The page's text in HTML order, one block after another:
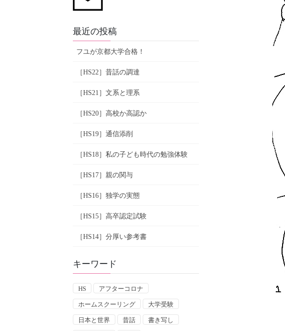
最近の投稿
フユが京都大学合格！
［HS22］昔話の調達
［HS21］文系と理系
［HS20］高校か高認か
［HS19］通信添削
［HS18］私の子ども時代の勉強体験
［HS17］親の関与
［HS16］独学の実態
［HS15］高卒認定試験
［HS14］分厚い参考書
キーワード
HS アフターコロナ
ホームスクーリング 大学受験
日本と世界 昔話 書き写し